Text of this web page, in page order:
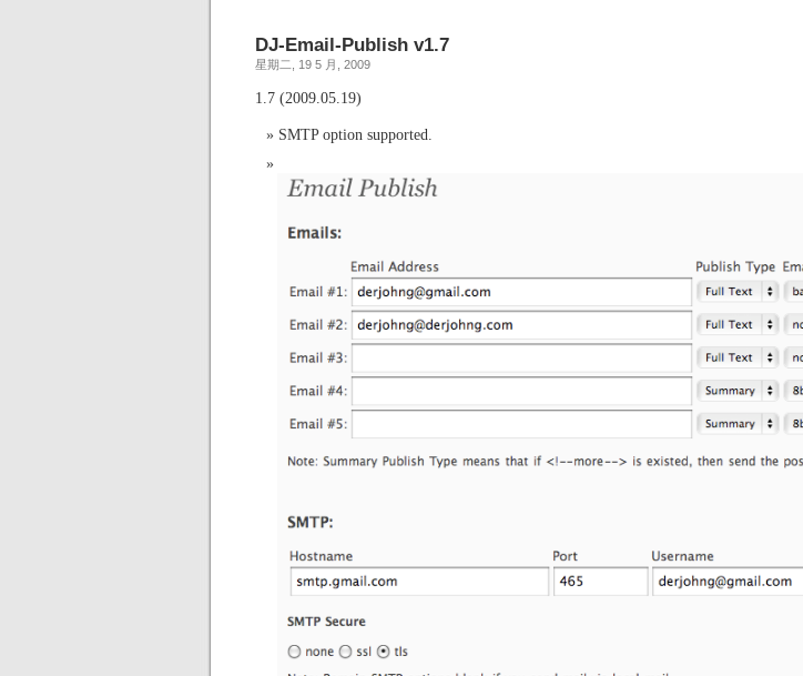
DJ-Email-Publish v1.7
星期二, 19 5 月, 2009
1.7 (2009.05.19)
SMTP option supported.